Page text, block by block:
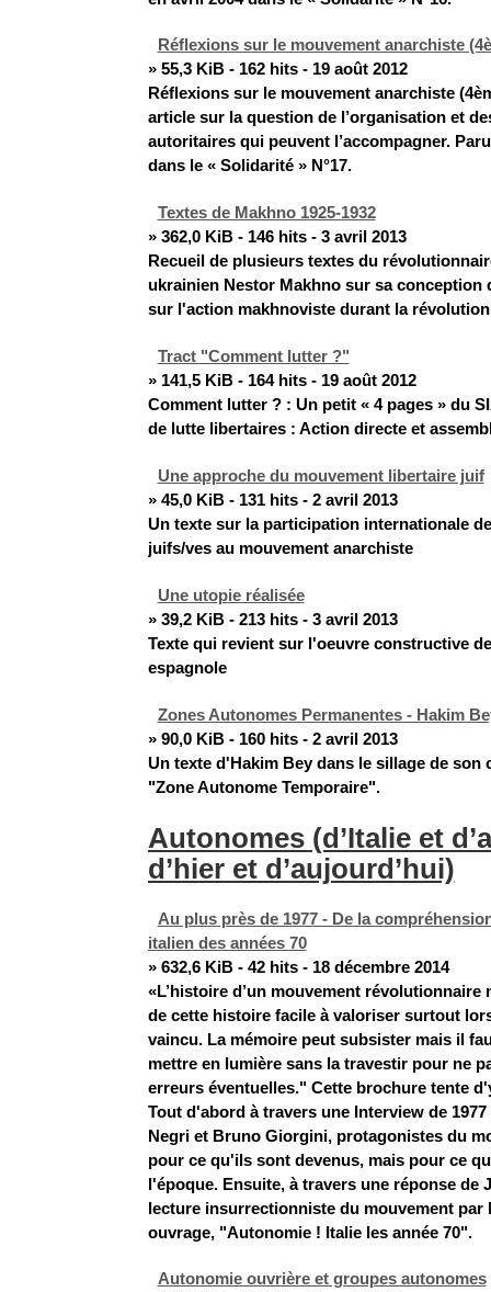
Réflexions sur le mouvement anarchiste
» 55,3 KiB - 162 hits - 19 août 2012
Réflexions sur le mouvement anarchiste
article sur la question de l’organisation et
autoritaires qui peuvent l’accompagner.
dans le « Solidarité » N°17.
Textes de Makhno 1925-1932
» 362,0 KiB - 146 hits - 3 avril 2013
Recueil de plusieurs textes du
ukrainien Nestor Makhno sur sa conception
sur l'action makhnoviste durant la
Tract "Comment lutter ?"
» 141,5 KiB - 164 hits - 19 août 2012
Comment lutter ? : Un petit « 4 pages » du
de lutte libertaires : Action directe et
Une approche du mouvement libertaire juif
» 45,0 KiB - 131 hits - 2 avril 2013
Un texte sur la participation internationale
juifs/ves au mouvement anarchiste
Une utopie réalisée
» 39,2 KiB - 213 hits - 3 avril 2013
Texte qui revient sur l'oeuvre constructive
espagnole
Zones Autonomes Permanentes - Hakim
» 90,0 KiB - 160 hits - 2 avril 2013
Un texte d'Hakim Bey dans le sillage de son
"Zone Autonome Temporaire".
Autonomes (d’Italie et
d’hier et d’aujourd’hui)
Au plus près de 1977 - De la
italien des années 70
» 632,6 KiB - 42 hits - 18 décembre 2014
«L’histoire d’un mouvement révolutionnaire
de cette histoire facile à valoriser surtout
vaincu. La mémoire peut subsister mais il
mettre en lumière sans la travestir pour ne
erreurs éventuelles." Cette brochure tente
Tout d'abord à travers une Interview de
Negri et Bruno Giorgini, protagonistes du
pour ce qu'ils sont devenus, mais pour ce
l'époque. Ensuite, à travers une réponse de
lecture insurrectionniste du mouvement par
ouvrage, "Autonomie ! Italie les année 70".
Autonomie ouvrière et groupes autonomes